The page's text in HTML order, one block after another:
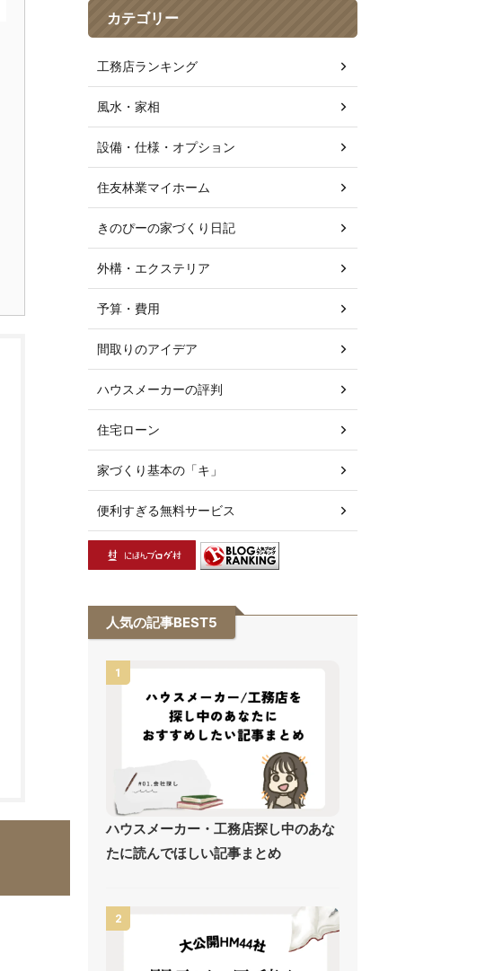
カテゴリー
工務店ランキング
風水・家相
設備・仕様・オプション
住友林業マイホーム
きのぴーの家づくり日記
外構・エクステリア
予算・費用
間取りのアイデア
ハウスメーカーの評判
住宅ローン
家づくり基本の「キ」
便利すぎる無料サービス
人気の記事BEST5
1
ハウスメーカー・工務店探し中のあな
たに読んでほしい記事まとめ
2